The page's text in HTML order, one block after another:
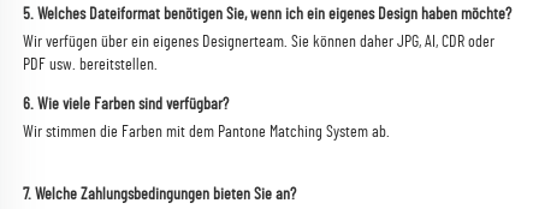
5. Welches Dateiformat benötigen Sie, wenn ich ein eigenes Design haben möchte?
Wir verfügen über ein eigenes Designerteam. Sie können daher JPG, AI, CDR oder
PDF usw. bereitstellen.
6. Wie viele Farben sind verfügbar?
Wir stimmen die Farben mit dem Pantone Matching System ab.
7. Welche Zahlungsbedingungen bieten Sie an?